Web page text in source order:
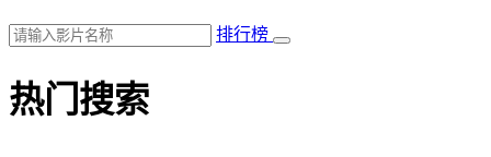
排行榜
热门搜索